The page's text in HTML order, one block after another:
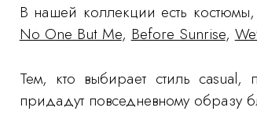
В нашей коллекции есть
No One But Me, Before Sunrise,
Тем, кто выбирает стиль
придадут повседневному образу